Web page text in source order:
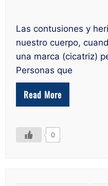
Las contusiones y
nuestro cuerpo,
una marca (cicatriz)
Personas que
Read More
0